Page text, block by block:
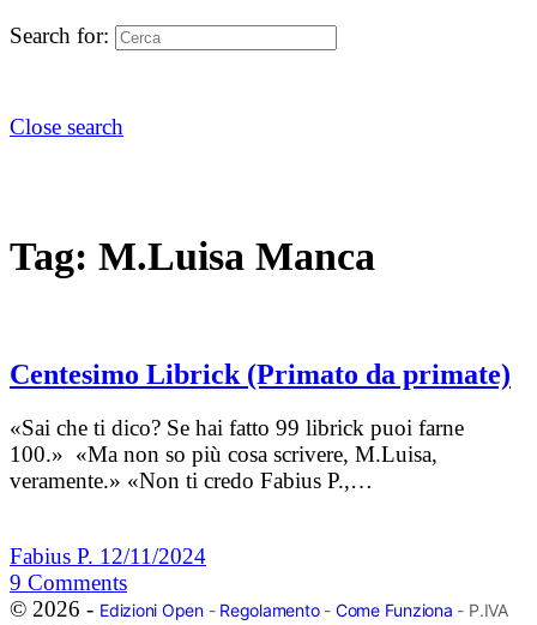
Search for:
Close search
Tag: M.Luisa Manca
Centesimo Librick (Primato da primate)
«Sai che ti dico? Se hai fatto 99 librick puoi farne
100.» «Ma non so più cosa scrivere, M.Luisa,
veramente.» «Non ti credo Fabius P.,…
Fabius P. 12/11/2024
9 Comments
© 2026 - Edizioni Open- Regolamento- Come Funziona - P.IVA